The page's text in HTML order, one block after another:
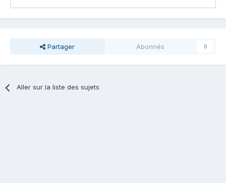
Partager Abonnés 0
Aller sur la liste des sujets